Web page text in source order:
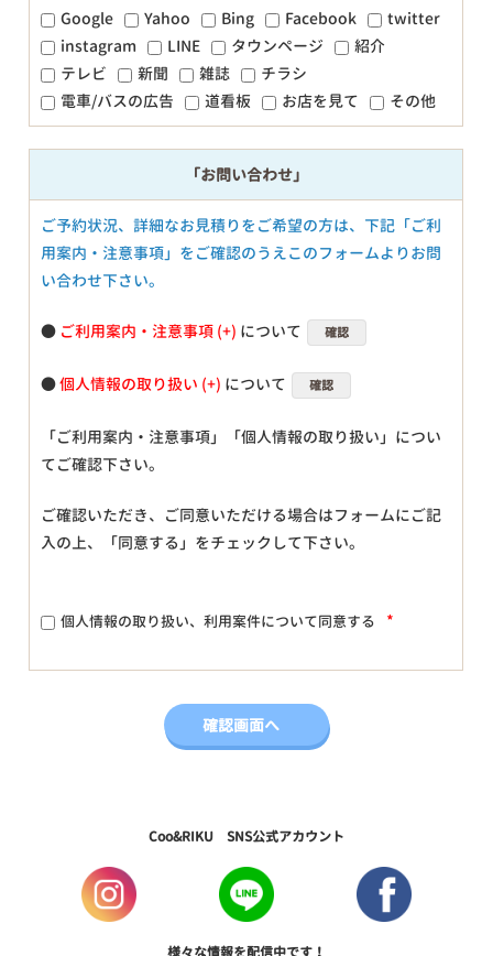
Google Yahoo Bing Facebook
twitter
instagram
LINE タウンページ
紹介
テレビ
新聞 雑誌
チラシ
電車/バスの広告
道看板 お店を見て その他
「お問い合わせ」
ご予約状況、詳細なお見積りをご希望の方は、下記「ご利
用案内・注意事項」をご確認のうえこのフォームよりお問
い合わせ下さい。
● ご利用案内・注意事項 について 確認
●個人情報の取り扱い について 確認
「ご利用案内・注意事項」「個人情報の取り扱い」につい
てご確認下さい。
ご確認いただき、ご同意いただける場合はフォームにご記
入の上、「同意する」をチェックして下さい。
個人情報の取り扱い、利用案件について同意する *
Coo&RIKU SNS公式アカウント
様々な情報を配信中です！